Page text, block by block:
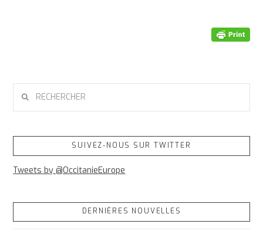
SUIVEZ-NOUS SUR TWITTER
Tweets by @OccitanieEurope
DERNIÈRES NOUVELLES